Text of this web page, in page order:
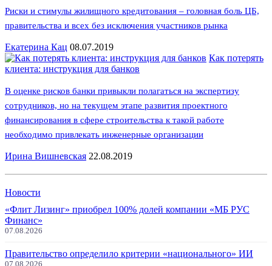
Риски и стимулы жилищного кредитования – головная боль ЦБ,
правительства и всех без исключения участников рынка
Екатерина Кац 08.07.2019
Как потерять
клиента: инструкция для банков
В оценке рисков банки привыкли полагаться на экспертизу
сотрудников, но на текущем этапе развития проектного
финансирования в сфере строительства к такой работе
необходимо привлекать инженерные организации
Ирина Вишневская 22.08.2019
Новости
«Флит Лизинг» приобрел 100% долей компании «МБ РУС
Финанс»
07.08.2026
Правительство определило критерии «национального» ИИ
07.08.2026